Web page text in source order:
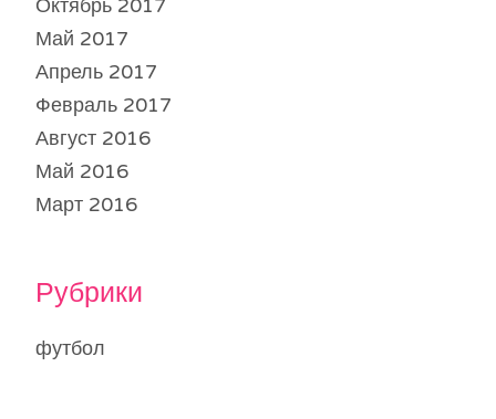
Октябрь 2017
Май 2017
Апрель 2017
Февраль 2017
Август 2016
Май 2016
Март 2016
Рубрики
футбол